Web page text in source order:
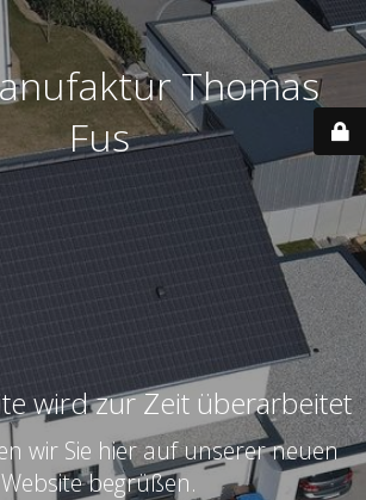
Thomas
Fus
wird zur Zeit überarbeitet
wir Sie hier auf unserer neuen
Website begrüßen.